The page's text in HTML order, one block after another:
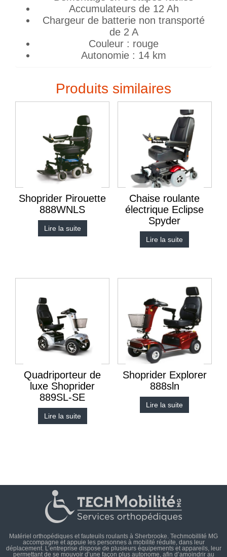
Accumulateurs de 12 Ah
Chargeur de batterie non transporté
de 2 A
Couleur : rouge
Autonomie : 14 km
Produits similaires
Shoprider Pirouette
888WNLS
Lire la suite
Chaise roulante
électrique Eclipse
Spyder
Lire la suite
Quadriporteur de
luxe Shoprider
889SL-SE
Lire la suite
Shoprider Explorer
888sln
Lire la suite
Matériel orthopédiques et fauteuils roulants à Sherbrooke. Techmobillité MG
accompagne et appuie les personnes à mobilité réduite, dans leur
déplacement. L’entreprise dispose de plusieurs équipements et appareils, leur
permettant de se mouvoir d’une façon plus autonome, afin d’amoindrir au